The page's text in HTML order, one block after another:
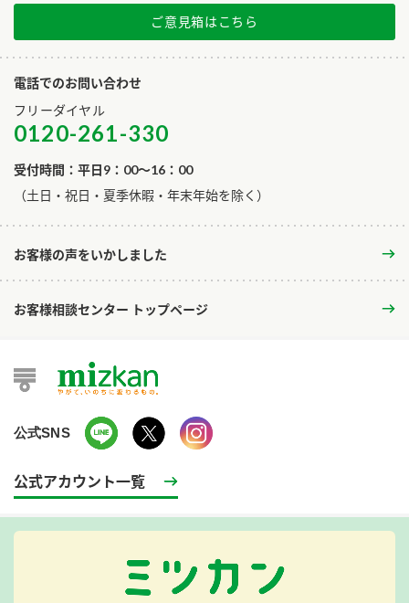
ご意見箱はこちら
電話でのお問い合わせ
フリーダイヤル
0120-261-330
受付時間：平日9：00～16：00
​（土日・祝日・夏季休暇・年末年始を除く）
お客様の声をいかしました
お客様相談センター トップページ
公式SNS
公式アカウント一覧